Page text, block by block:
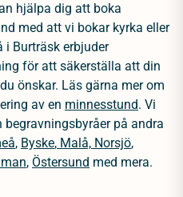
hjälpa dig att boka
med att vi bokar kyrka eller
i Burträsk erbjuder
för att säkerställa att din
önskar. Läs gärna mer om
av en minnesstund. Vi
på andra
, Byske, Malå, Norsjö,
, Östersund med mera.